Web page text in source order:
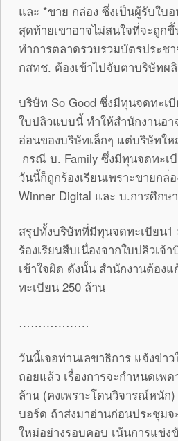
และ *ขาย กล่อง ซึ่งเป็นผู้รับใบ
สุดท้ายเขาอาจไม่สนใจที่จะถูกขึ
ทำการตลาดรวบรวมบัตรประช
กสทช. ต้องเข้าไปจับตาบริษัทผ
บริษัท So Good ซึ่งมีทุนจดทะเ
ใบปลิวแบบนี้ ทำให้สำนักงานอา
อ่อนของบริษัทเล็กๆ แต่บริษัทใ
กรณี บ. Family ซึ่งมีทุนจดทะเ
วันนี้ก็ถูกร้องเรียนเพราะขายกล
Winner Digital และ บ.การศึกษ
สรุปทั้งบริษัทที่มีทุนจดทะเบียน1
ร้องเรียนสืบเนื่องจากใบปลวเจ้
เข้าใจผิด ดังนั้น สำนักงานต้อง
ทะเบียน 250 ล้าน
………………
วันนี้เจอท่านเลขาธิการ แจ้งข่า
ถอยแล้ว เรื่องการจะกำหนดเพ
ล้าน (คงเพราะโดนวิจารณ์หนัก)
บอร์ด ถ้าส่งมาอ่านก่อนประชุม
ใหม่อย่างรอบคอบ เน้นการแข่ง